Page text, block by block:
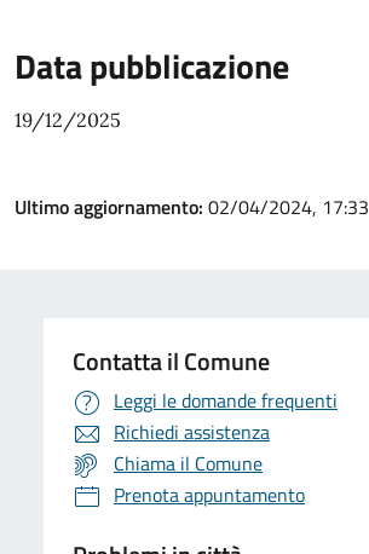
Data pubblicazione
19/12/2025
Ultimo aggiornamento: 02/04/2024, 17:33
Contatta il Comune
Leggi le domande frequenti
Richiedi assistenza
Chiama il Comune
Prenota appuntamento